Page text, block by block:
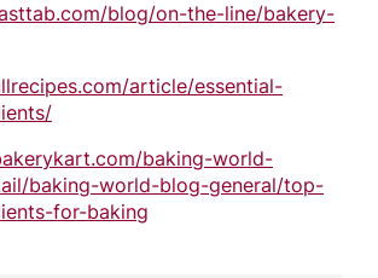
blog/on-the-line/bakery-
article/essential-
baking-world-
baking-world-blog-general/top-
for-baking